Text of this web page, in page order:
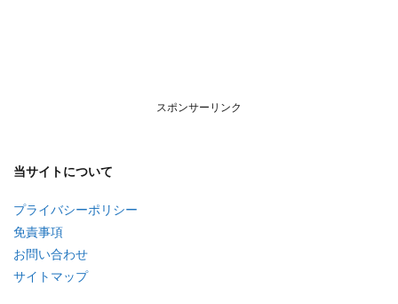
スポンサーリンク
当サイトについて
プライバシーポリシー
免責事項
お問い合わせ
サイトマップ